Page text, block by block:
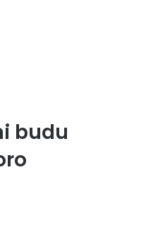
budu